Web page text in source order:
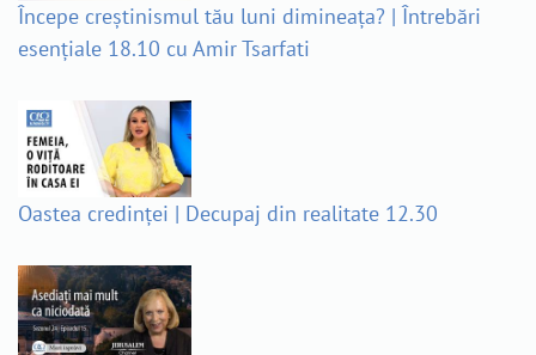
Începe creștinismul tău luni dimineața? | Întrebări
esențiale 18.10 cu Amir Tsarfati
Oastea credinței | Decupaj din realitate 12.30